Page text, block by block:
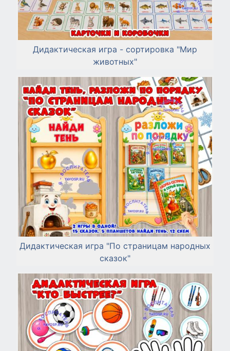
Дидактическая игра - сортировка "Мир
животных"
Дидактическая игра "По страницам народных
сказок"